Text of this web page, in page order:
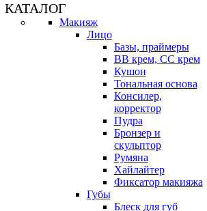
КАТАЛОГ
Макияж
Лицо
Базы, праймеры
BB крем, CC крем
Кушон
Тональная основа
Консилер,
корректор
Пудра
Бронзер и
скульптор
Румяна
Хайлайтер
Фиксатор макияжа
Губы
Блеск для губ